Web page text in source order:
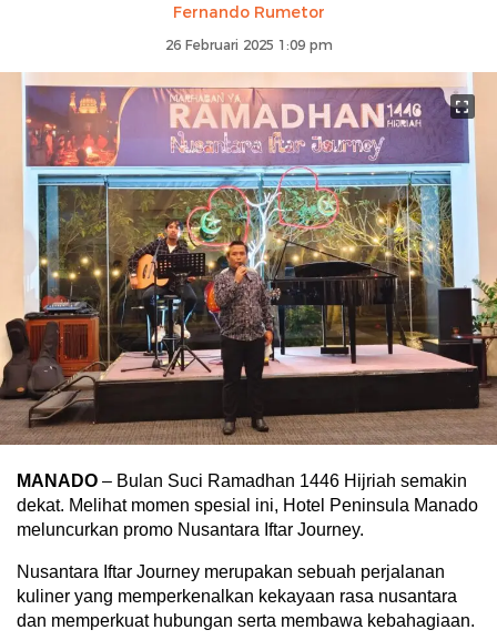
Fernando Rumetor
26 Februari 2025 1:09 pm
MANADO – Bulan Suci Ramadhan 1446 Hijriah semakin
dekat. Melihat momen spesial ini, Hotel Peninsula Manado
meluncurkan promo Nusantara Iftar Journey.
Nusantara Iftar Journey merupakan sebuah perjalanan
kuliner yang memperkenalkan kekayaan rasa nusantara
dan memperkuat hubungan serta membawa kebahagiaan.